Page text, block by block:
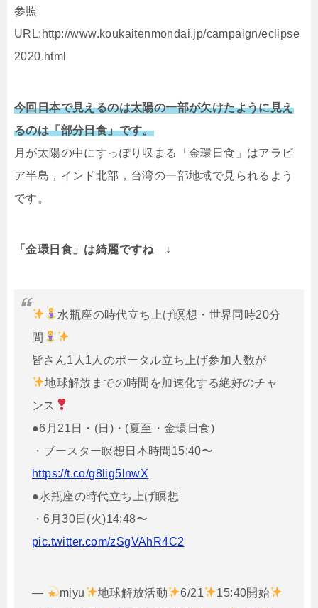
参照
URL:http://www.koukaitenmondai.jp/campaign/eclipse
2020.html
今回日本で見えるのは太陽の一部が欠けたように見え
るのは「部分日食」です。
月が太陽の中にすっぽり収まる「金環日食」はアラビ
ア半島，インド北部，台湾の一部地域で見られるよう
です。
「金環日食」は綺麗ですね ↓
水瓶座の時代立ち上げ瞑想・世界同時20分
間
皆さん1人1人のポータル立ち上げ参加人数が
地球解放までの時間を加速化する絶好のチャ
ンス
●6月21日・(日)・(夏至・金環日食)
・ブースター瞑想日本時間15:40〜
https://t.co/g8lig5lnwX
●水瓶座の時代立ち上げ瞑想
・6月30日(火)14:48〜
pic.twitter.com/zSgVAhR4C2
— miyu 地球解放活動 6/21
15:40開始